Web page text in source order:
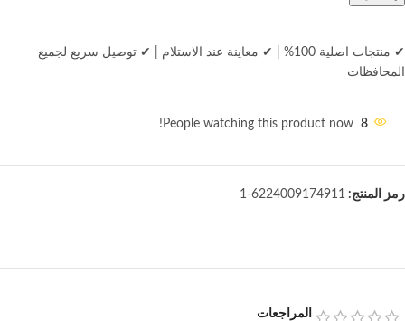
✔ منتجات اصلية 100% ✔ معاينة عند الاستلام
✔ توصيل سريع لجميع
المحافظات
8
People watching this product now!
رمز المنتج: 6224009174911-1
المراجعات